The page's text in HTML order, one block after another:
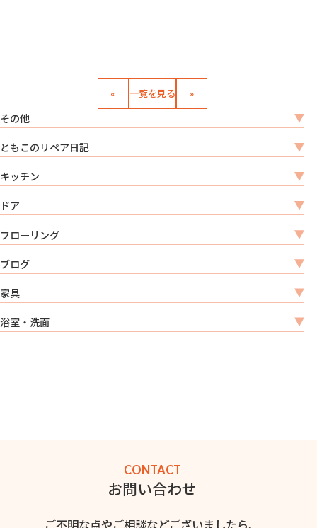
« 一覧を見る »
その他
ともこのリペア日記
キッチン
ドア
フローリング
ブログ
家具
浴室・洗面
CONTACT
お問い合わせ
ご不明な点やご相談などございましたら、